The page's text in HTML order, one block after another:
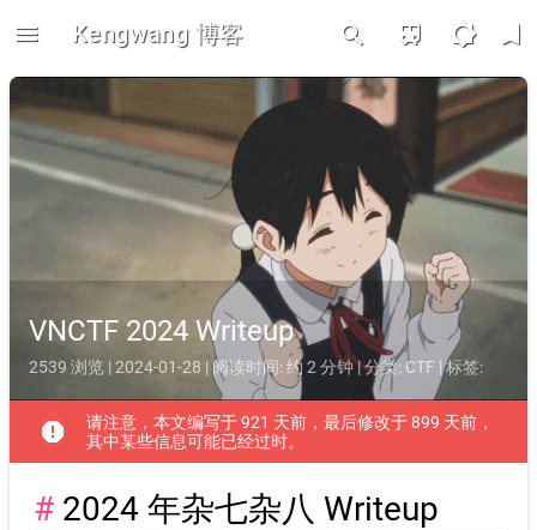
menu Kengwang 博客 search train brightness_5 bookmark
VNCTF 2024 Writeup
2539 浏览 | 2024-01-28 | 阅读时间: 约 2 分钟 | 分类: CTF | 标签:
report
请注意，本文编写于 921 天前，最后修改于 899 天前，
其中某些信息可能已经过时。
2024 年杂七杂八 Writeup